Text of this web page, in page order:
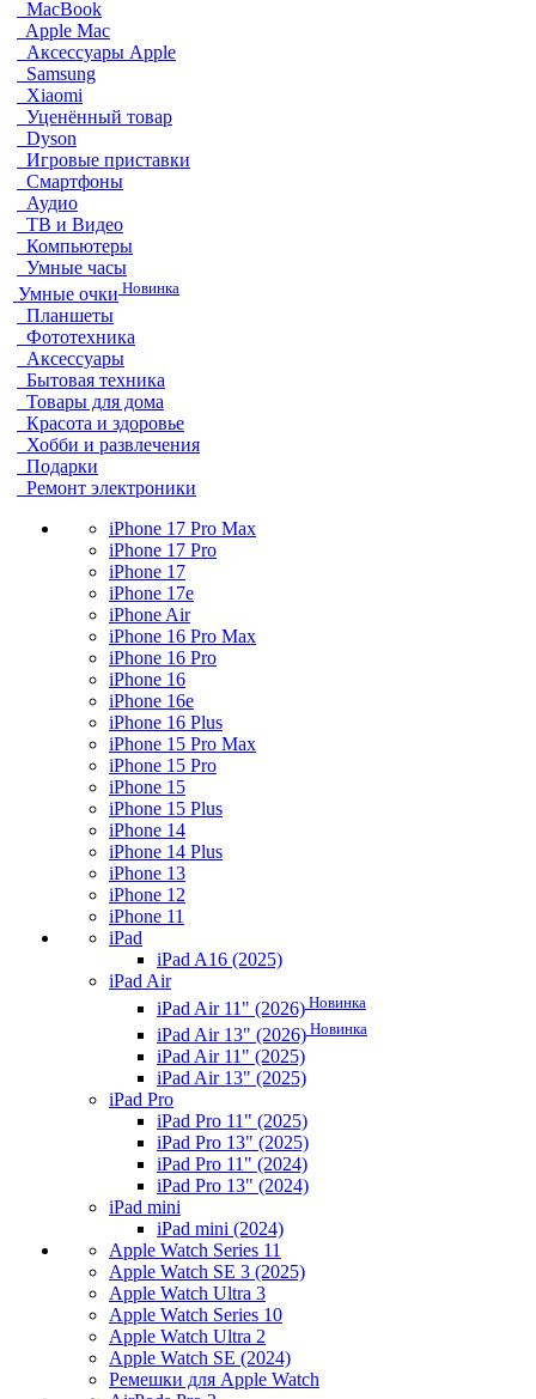
MacBook
Apple Mac
Аксессуары Apple
Samsung
Xiaomi
Уценённый товар
Dyson
Игровые приставки
Смартфоны
Аудио
ТВ и Видео
Компьютеры
Умные часы
Умные очки Новинка
Планшеты
Фототехника
Аксессуары
Бытовая техника
Товары для дома
Красота и здоровье
Хобби и развлечения
Подарки
Ремонт электроники
iPhone 17 Pro Max
iPhone 17 Pro
iPhone 17
iPhone 17e
iPhone Air
iPhone 16 Pro Max
iPhone 16 Pro
iPhone 16
iPhone 16e
iPhone 16 Plus
iPhone 15 Pro Max
iPhone 15 Pro
iPhone 15
iPhone 15 Plus
iPhone 14
iPhone 14 Plus
iPhone 13
iPhone 12
iPhone 11
iPad
iPad A16 (2025)
iPad Air
iPad Air 11" (2026) Новинка
iPad Air 13" (2026) Новинка
iPad Air 11" (2025)
iPad Air 13" (2025)
iPad Pro
iPad Pro 11" (2025)
iPad Pro 13" (2025)
iPad Pro 11" (2024)
iPad Pro 13" (2024)
iPad mini
iPad mini (2024)
Apple Watch Series 11
Apple Watch SE 3 (2025)
Apple Watch Ultra 3
Apple Watch Series 10
Apple Watch Ultra 2
Apple Watch SE (2024)
Ремешки для Apple Watch